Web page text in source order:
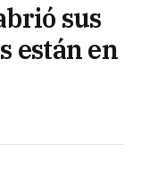
sus
están en